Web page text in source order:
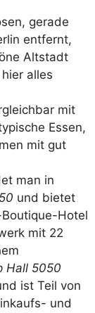
gerade
entfernt,
Altstadt
alles
mit
Essen,
mit gut
man in
und bietet
Hotel
mit 22
Hall 5050
ist Teil von
und